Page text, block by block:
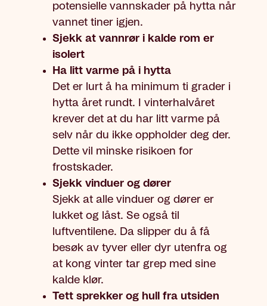
potensielle vannskader på hytta når
vannet tiner igjen.
Sjekk at vannrør i kalde rom er
isolert
Ha litt varme på i hytta
Det er lurt å ha minimum ti grader i
hytta året rundt. I vinterhalvåret
krever det at du har litt varme på
selv når du ikke oppholder deg der.
Dette vil minske risikoen for
frostskader.
Sjekk vinduer og dører
Sjekk at alle vinduer og dører er
lukket og låst. Se også til
luftventilene. Da slipper du å få
besøk av tyver eller dyr utenfra og
at kong vinter tar grep med sine
kalde klør.
Tett sprekker og hull fra utsiden